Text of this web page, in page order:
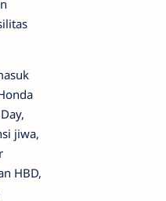
jiwa,
HBD,